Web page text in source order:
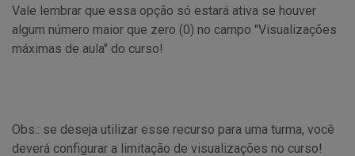
Vale lembrar que essa opção só estará ativa se houver
algum número maior que zero (0) no campo "Visualizações
máximas de aula" do curso!
Obs.: se deseja utilizar esse recurso para uma turma, você
deverá configurar a limitação de visualizações no curso!